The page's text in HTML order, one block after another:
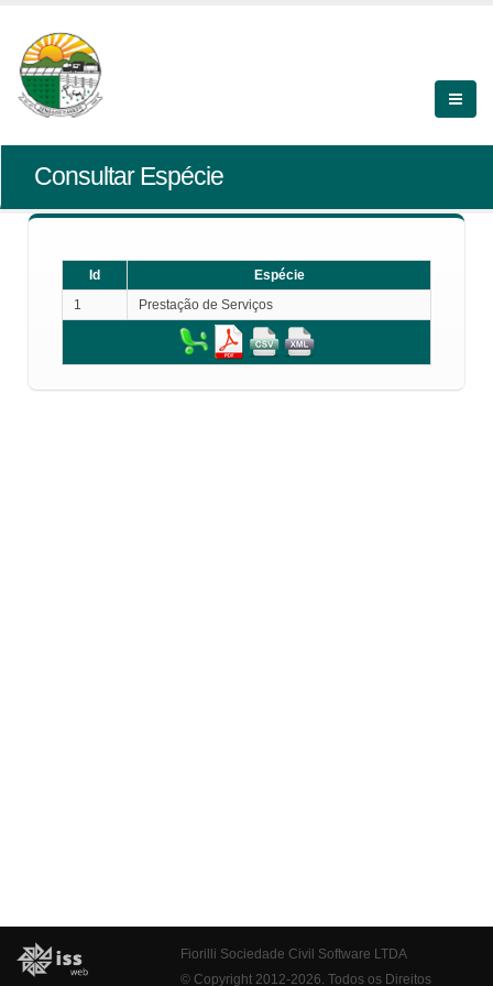
Consultar Espécie
Id
Espécie
1
Prestação de Serviços
Fiorilli Sociedade Civil Software LTDA
© Copyright 2012-2026. Todos os Direitos